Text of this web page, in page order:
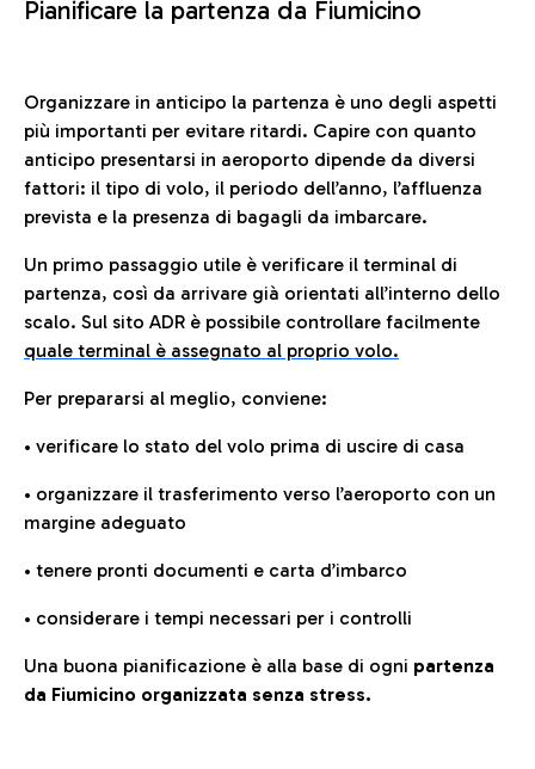
Pianificare la partenza da Fiumicino
Organizzare in anticipo la partenza è uno degli aspetti
più importanti per evitare ritardi. Capire con quanto
anticipo presentarsi in aeroporto dipende da diversi
fattori: il tipo di volo, il periodo dell’anno, l’affluenza
prevista e la presenza di bagagli da imbarcare.
Un primo passaggio utile è verificare il terminal di
partenza, così da arrivare già orientati all’interno dello
scalo. Sul sito ADR è possibile controllare facilmente
quale terminal è assegnato al proprio volo.
Per prepararsi al meglio, conviene:
• verificare lo stato del volo prima di uscire di casa
• organizzare il trasferimento verso l’aeroporto con un
margine adeguato
• tenere pronti documenti e carta d’imbarco
• considerare i tempi necessari per i controlli
Una buona pianificazione è alla base di ogni partenza
da Fiumicino organizzata senza stress.